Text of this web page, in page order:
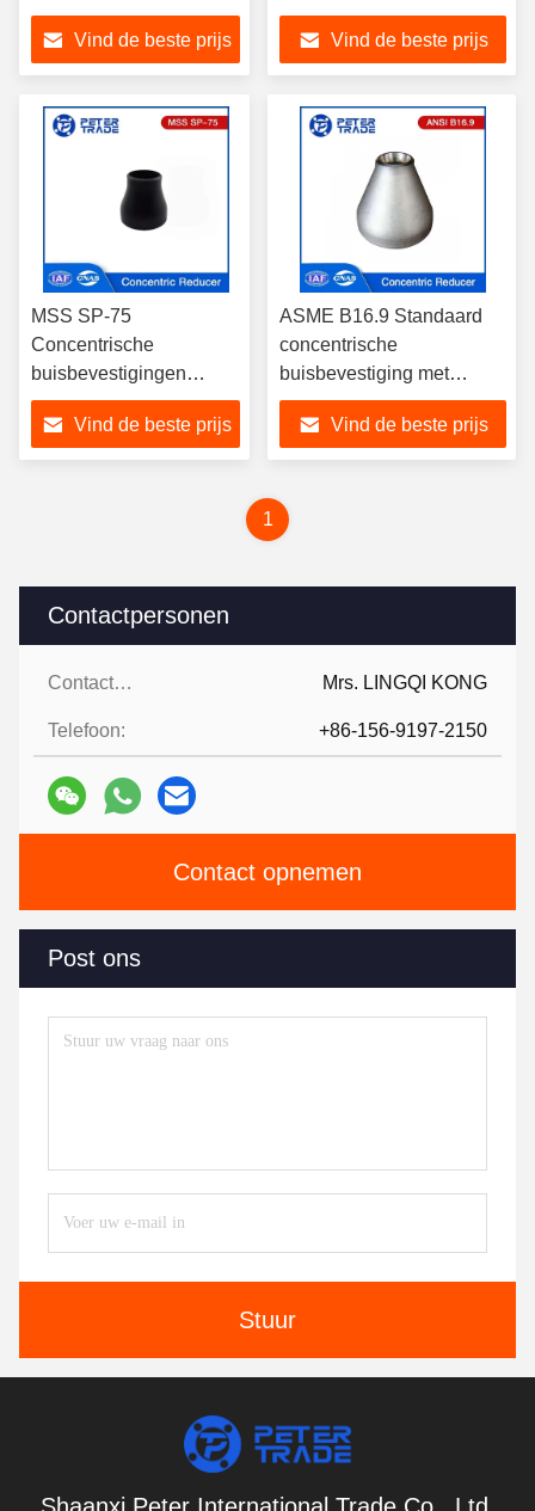
Contactpersonen
Contactpersonen: Mrs. LINGQI KONG
Telefoon: +86-156-9197-2150
Contact opnemen
Post ons
Stuur
Fitting BW reducer voor
de chemische industrie
Vind de beste prijs
Petrochemische industrie
Vind de beste prijs
MSS SP-75
Concentrische
buisbevestigingen
Reducer WPHY-42
WPHY-46 WPHY-52
Corrosiebestendig
Vind de beste prijs
ASME B16.9 Standaard
concentrische
buisbevestiging met
reducer van roestvrij staal
Sch 40 voor de olie- en
gasindustrie
Vind de beste prijs
1